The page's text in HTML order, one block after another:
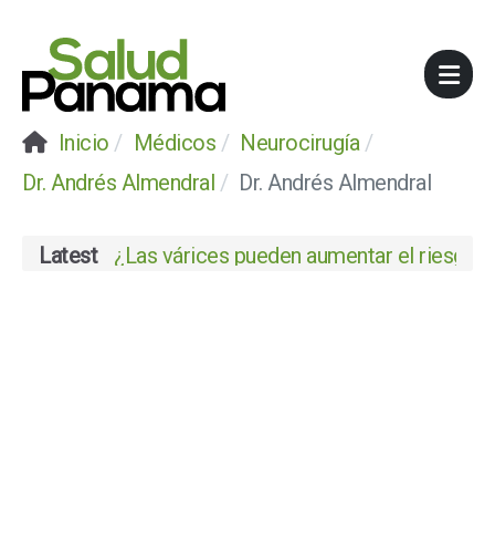
Inicio Médicos
Neurocirugía
Dr. Andrés Almendral
Dr. Andrés Almendral
Latest ¿Las várices pueden aumentar el riesgo